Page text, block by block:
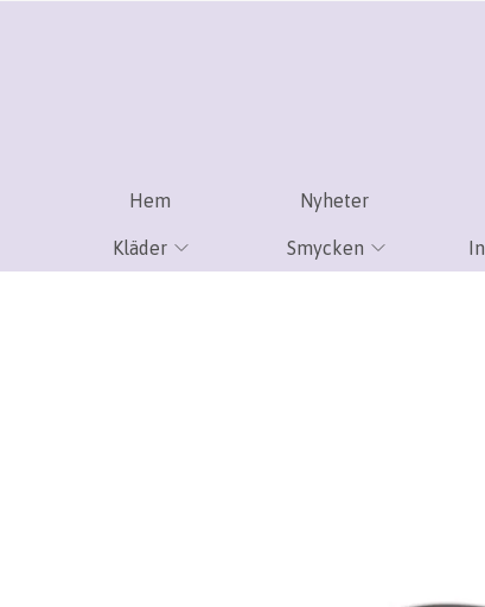
Hem Nyheter
Kläder Smycken